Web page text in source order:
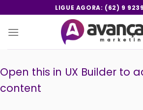
to
content
LIGUE AGORA: (62) 9
Open this in UX Builder to
content